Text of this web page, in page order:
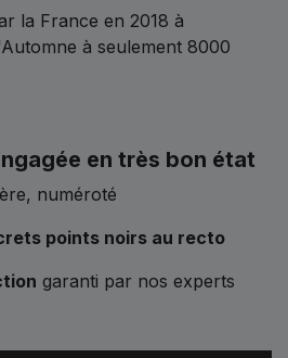
la France en 2018 à
à seulement 8000
en très bon état
numéroté
points noirs au recto
garanti par nos experts